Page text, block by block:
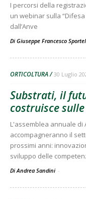
I percorsi della
un webinar sulla
dall’Anve
Di Giuseppe Francesco
ORTICOLTURA 30 Luglio
Substrati, il
costruisce
L'assemblea annuale di
accompagneranno il
prossimi anni:
sviluppo delle
Di Andrea Sandini -